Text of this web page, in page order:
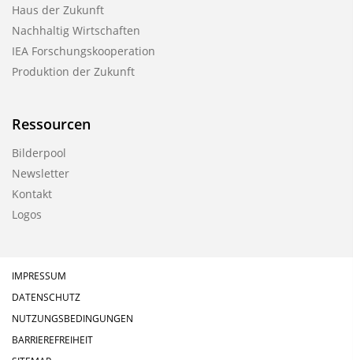
Haus der Zukunft
Nachhaltig Wirtschaften
IEA Forschungs­kooperation
Produktion der Zukunft
Ressourcen
Bilderpool
Newsletter
Kontakt
Logos
IMPRESSUM
DATENSCHUTZ
NUTZUNGSBEDINGUNGEN
BARRIEREFREIHEIT